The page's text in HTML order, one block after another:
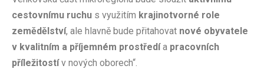
cestovnímu ruchu s využitím krajinotvorné role
zemědělství, ale hlavně bude přitahovat nové obyvatele
v kvalitním a příjemném prostředía pracovních
příležitostív nových oborech“.